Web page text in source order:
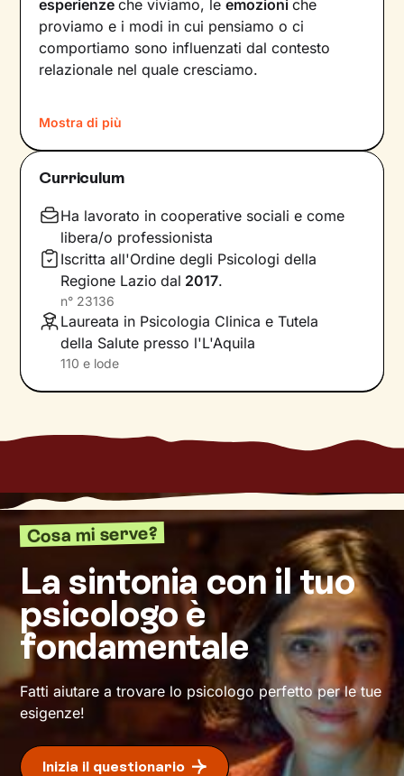
esperienzeche viviamo, leemozioniche
proviamo e i modi in cui pensiamo o ci
comportiamo sono influenzati dal contesto
relazionale nel quale cresciamo.
nostrobenessere
riflesso delle dinamichein cui siamo stati
immersi fin dal nostro primo giorno di vita. Per
bisogna innanzitutto acquisire consapevolezza
e comprendere come questi meccanismi
influiscano sul nostro presente.
I nostri incontri saranno un luogo sicuro in cui
potraiesprimere ciò che pensi e provi in libertà
senza temere il giudizio. Ti guiderò lungo un
cammino che ti consentirà di dare nuovi
generale, sull’acquisizione di modalità di
pensiero e comportamento utili a raggiungere
unlivello di benessere sempre maggiore.
Mostra di più
Curriculum
Ha lavorato in cooperative sociali e come
libera/o professionista
Iscritta all'Ordine degli Psicologi della
Regione Lazio dal 2017.
n° 23136
Laureata in Psicologia Clinica e Tutela
della Salute presso l'L'Aquila
110 e lode
Cosa mi serve?
La sintonia con il tuo
psicologo è
fondamentale
Fatti aiutare a trovare lo psicologo perfetto per le tue
esigenze!
Inizia il questionario